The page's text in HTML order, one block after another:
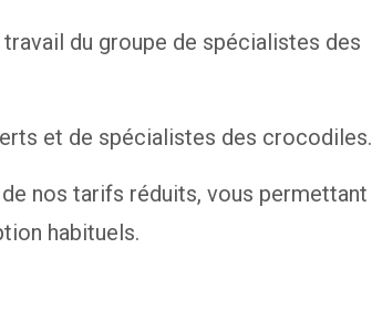
du groupe de spécialistes des
et de spécialistes des crocodiles.
nos tarifs réduits, vous permettant
habituels.